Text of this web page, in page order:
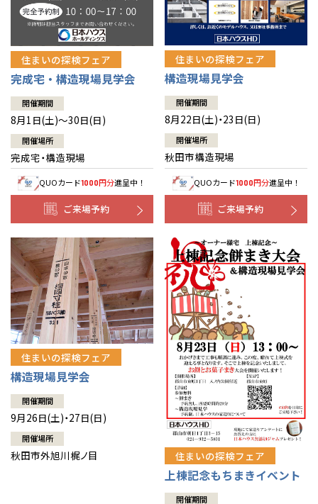
住まいの探検フェア
完成宅・構造現場見学会
開催期間
8月1日(土)～30日(日)
開催場所
完成宅・構造現場
QUOカード1000円分進呈中！
ご来場予約
住まいの探検フェア
構造現場見学会
開催期間
8月22日(土)・23日(日)
開催場所
秋田市構造現場
QUOカード1000円分進呈中！
ご来場予約
住まいの探検フェア
構造現場見学会
開催期間
9月26日(土)・27日(日)
開催場所
秋田市外旭川梶ノ目 住まいの探検フェア
上棟記念もちまきイベント
開催期間
山口
徳島
高知
鹿児島
長崎
沖縄